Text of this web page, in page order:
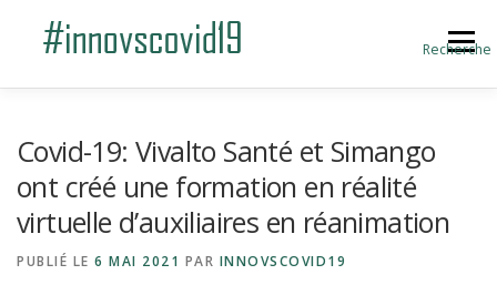
Recherche
Menu
SOUMETTRE UNE INNOVATION
Covid-19: Vivalto Santé et Simango
ont créé une formation en réalité
virtuelle d’auxiliaires en réanimation
PUBLIÉ LE 6 MAI 2021 PAR INNOVSCOVID19